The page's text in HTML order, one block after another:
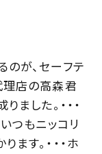
のが、セーフテ
理店の高森君
ました。・・・
つもニッコリ
す。・・・ホ